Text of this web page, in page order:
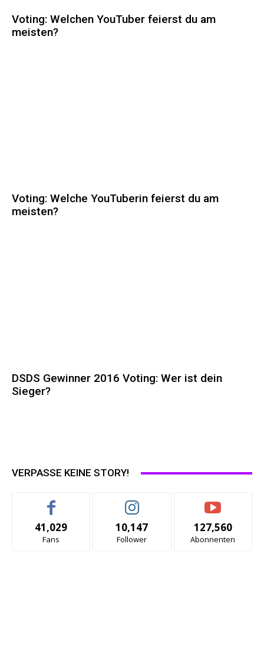
Voting: Welchen YouTuber feierst du am
meisten?
Voting: Welche YouTuberin feierst du am
meisten?
DSDS Gewinner 2016 Voting: Wer ist dein
Sieger?
VERPASSE KEINE STORY!
41,029
Fans
10,147
Follower
127,560
Abonnenten